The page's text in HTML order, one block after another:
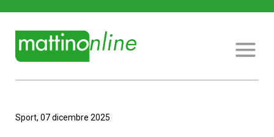
Sport, 07 dicembre 2025